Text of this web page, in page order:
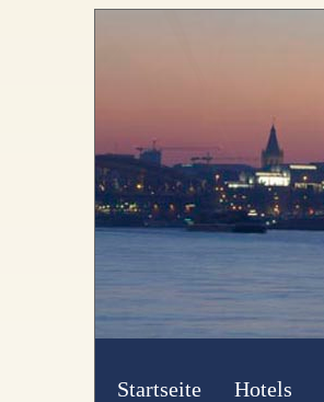
Startseite Hotels